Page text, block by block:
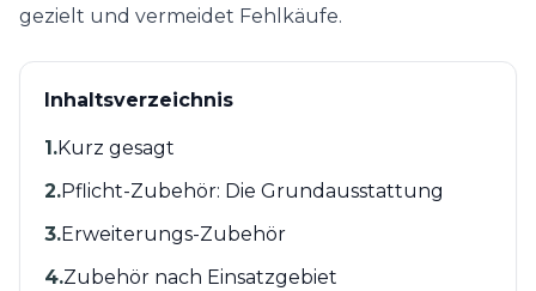
gezielt und vermeidet Fehlkäufe.
Inhaltsverzeichnis
1 .Kurz gesagt
2.Pflicht-Zubehör: Die Grundausstattung
3.Erweiterungs-Zubehör
4.Zubehör nach Einsatzgebiet